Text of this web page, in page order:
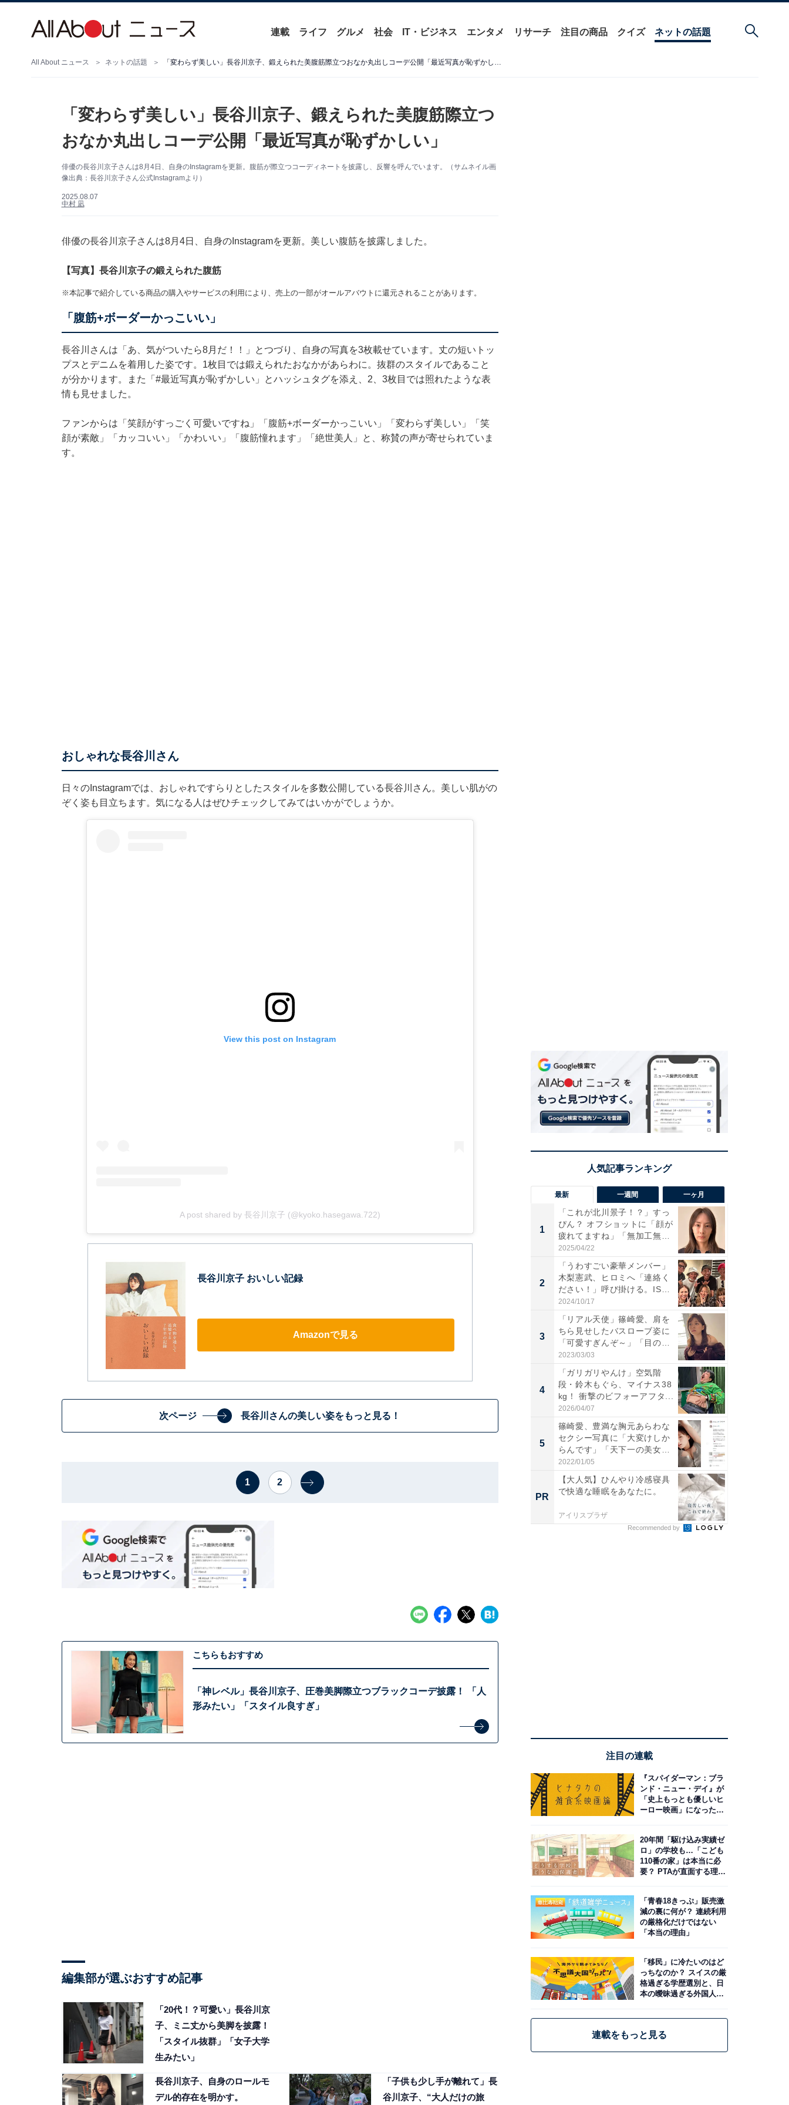
連載 ライフ グルメ 社会 IT・ビジネス エンタメ リサーチ 注目の商品 クイズ ネットの話題
All About ニュース ネットの話題 「変わらず美しい」長谷川京子、鍛えられた美腹筋際立つおなか丸出しコーデ公開「最近写真が恥ずかしい」
「変わらず美しい」長谷川京子、鍛えられた美腹筋際立つ
おなか丸出しコーデ公開「最近写真が恥ずかしい」
俳優の長谷川京子さんは8月4日、自身のInstagramを更新。腹筋が際立つコーディネートを披露し、反響を呼んでいます。（サムネイル画
像出典：長谷川京子さん公式Instagramより）
2025.08.07
中村 凪
俳優の長谷川京子さんは8月4日、自身のInstagramを更新。美しい腹筋を披露しました。
【写真】長谷川京子の鍛えられた腹筋
※本記事で紹介している商品の購入やサービスの利用により、売上の一部がオールアバウトに還元されることがあります。
「腹筋+ボーダーかっこいい」
長谷川さんは「あ、気がついたら8月だ！！」とつづり、自身の写真を3枚載せています。丈の短いトッ
プスとデニムを着用した姿です。1枚目では鍛えられたおなかがあらわに。抜群のスタイルであること
が分かります。また「#最近写真が恥ずかしい」とハッシュタグを添え、2、3枚目では照れたような表
情も見せました。
ファンからは「笑顔がすっごく可愛いですね」「腹筋+ボーダーかっこいい」「変わらず美しい」「笑
顔が素敵」「カッコいい」「かわいい」「腹筋憧れます」「絶世美人」と、称賛の声が寄せられていま
す。
おしゃれな長谷川さん
日々のInstagramでは、おしゃれですらりとしたスタイルを多数公開している長谷川さん。美しい肌がの
ぞく姿も目立ちます。気になる人はぜひチェックしてみてはいかがでしょうか。
View this post on Instagram
A post shared by 長谷川京子 (@kyoko.hasegawa.722)
長谷川京子 おいしい記録
Amazonで見る
次ページ 長谷川さんの美しい姿をもっと見る！
1 2
こちらもおすすめ
「神レベル」長谷川京子、圧巻美脚際立つブラックコーデ披露！ 「人
形みたい」「スタイル良すぎ」
編集部が選ぶおすすめ記事
「20代！？可愛い」長谷川京
子、ミニ丈から美脚を披露！
「スタイル抜群」「女子大学
生みたい」
長谷川京子、自身のロールモ
デル的存在を明かす。
「子供も少し手が離れて」長
谷川京子、“大人だけの旅
最新 一週間 一ヶ月
1
「これが北川景子！？」すっ
ぴん？ オフショットに「顔が
疲れてますね」「無加工無
表...
2025/04/22
2
「うわすごい豪華メンバー」
木梨憲武、ヒロミへ「連絡く
ださい！」呼び掛ける。IS
S...
2024/10/17
3
「リアル天使」篠崎愛、肩を
ちら見せしたバスローブ姿に
「可愛すぎんぞ～」「目の表
情...
2023/03/03
4
「ガリガリやんけ」空気階
段・鈴木もぐら、マイナス38
kg！ 衝撃のビフォーアフタ...
2026/04/07
5
篠崎愛、豊満な胸元あらわな
セクシー写真に「大変けしか
らんです」「天下一の美女で
す...
2022/01/05
PR
【大人気】ひんやり冷感寝具
で快適な睡眠をあなたに。
アイリスプラザ
Recommended by
注目の連載
『スパイダーマン：ブラ
ンド・ニュー・デイ』が
「史上もっとも優しいヒ
ーロー映画」になった理
20年間「駆け込み実績ゼ
ロ」の学校も…「こども
110番の家」は本当に必
要？ PTAが直面する理想
「青春18きっぷ」販売激
減の裏に何が？ 連続利用
の厳格化だけではない
「本当の理由」
「移民」に冷たいのはど
っちなのか？ スイスの厳
格過ぎる学歴選別と、日
本の曖昧過ぎる外国人政
連載をもっと見る